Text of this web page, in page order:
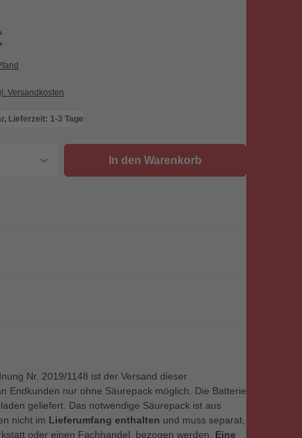
Versandkosten
Lieferzeit: 1-3 Tage
Gib den gewünschten Wert ein
In den Warenkorb
Nr. 2019/1148 ist der Versand dieser
Endkunden nur ohne Säurepack möglich. Die Batterie
geliefert. Das notwendige Säurepack ist aus
nicht im Lieferumfang enthalten und muss separat,
oder einen Fachhandel, bezogen werden. Eine